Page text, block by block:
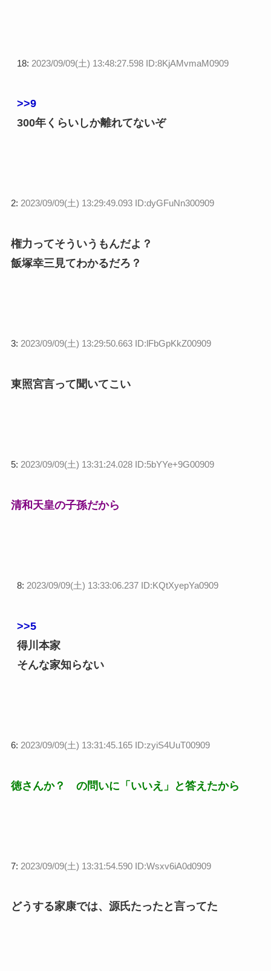
18: 2023/09/09(土) 13:48:27.598 ID:8KjAMvmaM0909
>>9
300年くらいしか離れてないぞ
2: 2023/09/09(土) 13:29:49.093 ID:dyGFuNn300909
権力ってそういうもんだよ？
飯塚幸三見てわかるだろ？
3: 2023/09/09(土) 13:29:50.663 ID:lFbGpKkZ00909
東照宮言って聞いてこい
5: 2023/09/09(土) 13:31:24.028 ID:5bYYe+9G00909
清和天皇の子孫だから
8: 2023/09/09(土) 13:33:06.237 ID:KQtXyepYa0909
>>5
得川本家
そんな家知らない
6: 2023/09/09(土) 13:31:45.165 ID:zyiS4UuT00909
徳さんか？ の問いに「いいえ」と答えたから
7: 2023/09/09(土) 13:31:54.590 ID:Wsxv6iA0d0909
どうする家康では、源氏たったと言ってた